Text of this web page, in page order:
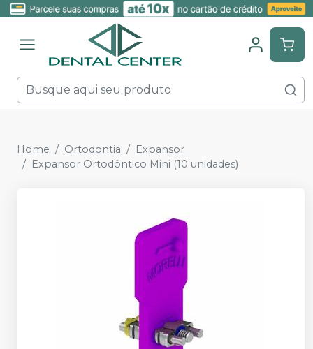
Home Ortodontia
Expansor
Expansor Ortodôntico Mini (10 unidades)